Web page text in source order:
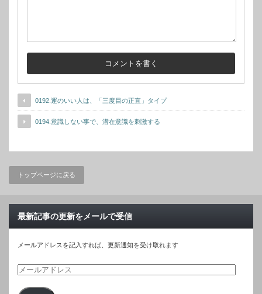
0192.運のいい人は、「三度目の正直」タイプ
0194.意識しない事で、潜在意識を刺激する
トップページに戻る
最新記事の更新をメールで受信
メールアドレスを記入すれば、更新通知を受け取れます
メ